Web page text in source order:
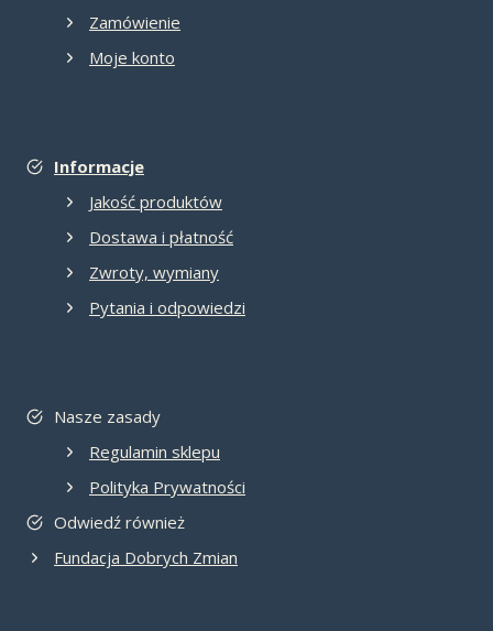
Zamówienie
Moje konto
Informacje
Jakość produktów
Dostawa i płatność
Zwroty, wymiany
Pytania i odpowiedzi
Nasze zasady
Regulamin sklepu
Polityka Prywatności
Odwiedź również
Fundacja Dobrych Zmian